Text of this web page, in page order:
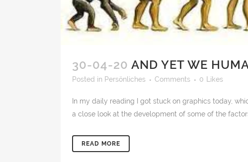
30-04-20 AND YET WE
Posted in Persönliches Comments 0 Likes
In my daily reading I got stuck on graphics today,
a close look at the development of some of the
READ MORE